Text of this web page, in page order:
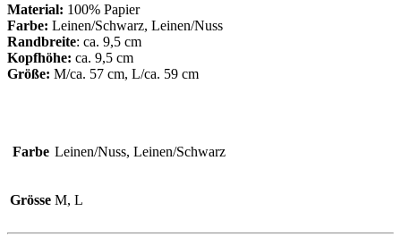
Material: 100% Papier
Farbe: Leinen/Schwarz, Leinen/Nuss
Randbreite: ca. 9,5 cm
Kopfhöhe: ca. 9,5 cm
Größe: M/ca. 57 cm, L/ca. 59 cm
Farbe Leinen/Nuss, Leinen/Schwarz
Grösse M, L